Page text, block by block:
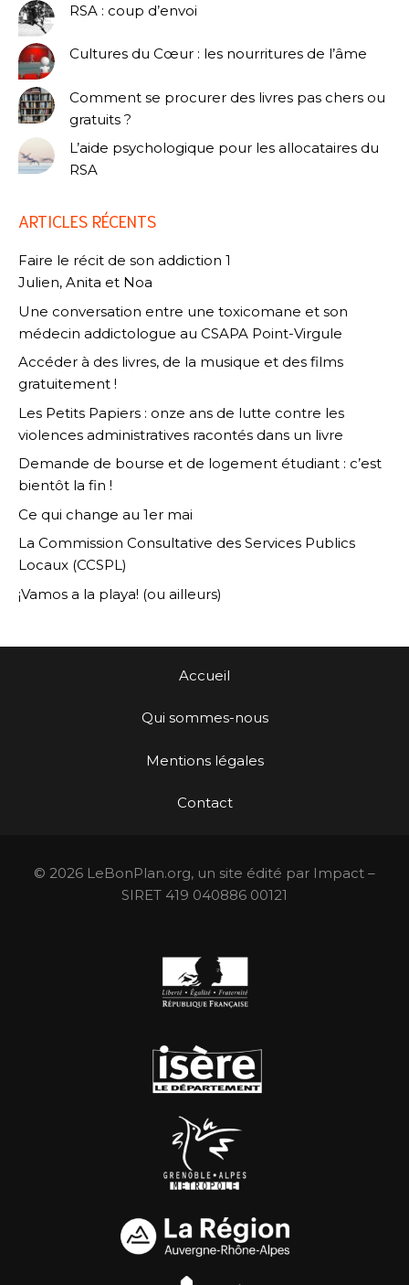
RSA : coup d’envoi
Cultures du Cœur : les nourritures de l’âme
Comment se procurer des livres pas chers ou
gratuits ?
L’aide psychologique pour les allocataires du
RSA
ARTICLES RÉCENTS
Faire le récit de son addiction 1
Julien, Anita et Noa
Une conversation entre une toxicomane et son
médecin addictologue au CSAPA Point-Virgule
Accéder à des livres, de la musique et des films
gratuitement !
Les Petits Papiers : onze ans de lutte contre les
violences administratives racontés dans un livre
Demande de bourse et de logement étudiant : c’est
bientôt la fin !
Ce qui change au 1er mai
La Commission Consultative des Services Publics
Locaux (CCSPL)
¡Vamos a la playa! (ou ailleurs)
Accueil
Qui sommes-nous
Mentions légales
Contact
© 2026 LeBonPlan.org, un site édité par Impact –
SIRET 419 040886 00121